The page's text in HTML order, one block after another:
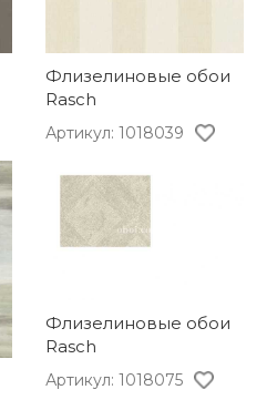
Флизелиновые обои
Rasch
Артикул: 1018039
Флизелиновые обои
Rasch
Артикул: 1018075